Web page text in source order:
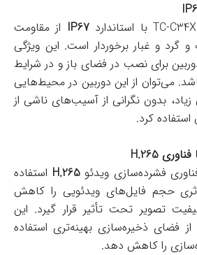
IP67 از مقاومت
و گرد و غبار برخوردار است. این ویژگی
برای نصب در فضای باز و در شرایط
می‌توان از این دوربین در محیط‌هایی
بدون نگرانی از آسیب‌های ناشی از
استفاده کرد.
H.265 استفاده
حجم فایل‌های ویدئویی را کاهش
تصویر تحت تأثیر قرار گیرد. این
فضای ذخیره‌سازی بهینه‌تری استفاده
را کاهش دهد.